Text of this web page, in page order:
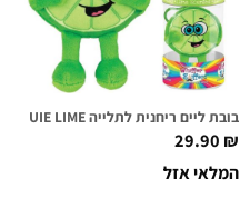
בובת ליים ריחנית לתלייה LOUIE LIME
29.90₪
המלאי אזל